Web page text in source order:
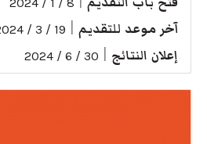
آخر موعد للتقديم 19 / 3 / 2024
إعلان النتائج 30 / 6 / 2024